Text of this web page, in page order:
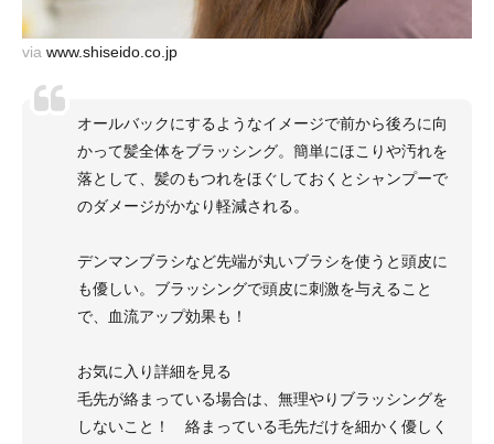
via www.shiseido.co.jp
オールバックにするようなイメージで前から後ろに向
かって髪全体をブラッシング。簡単にほこりや汚れを
落として、髪のもつれをほぐしておくとシャンプーで
のダメージがかなり軽減される。
デンマンブラシなど先端が丸いブラシを使うと頭皮に
も優しい。ブラッシングで頭皮に刺激を与えること
で、血流アップ効果も！
お気に入り詳細を見る
毛先が絡まっている場合は、無理やりブラッシングを
しないこと！ 絡まっている毛先だけを細かく優しく